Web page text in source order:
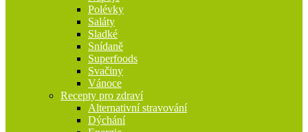
Polévky
Saláty
Sladké
Snídaně
Superfoods
Svačiny
Vánoce
Recepty pro zdraví
Alternativní stravování
Dýchání